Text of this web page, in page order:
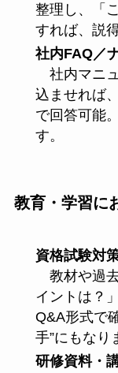
整理し、「
すれば、説
社内FAQ／
社内マニ
込ませれば
で回答可能
す。
教育・学習に
資格試験対
教材や過
イントは？
Q&A形式で
手”にもなり
研修資料・